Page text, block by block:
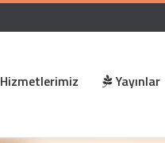
Hizmetlerimiz Yayınlar